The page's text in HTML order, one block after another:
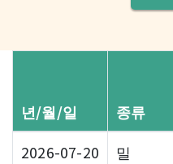
년/월/일 종류
2026-07-20
밀